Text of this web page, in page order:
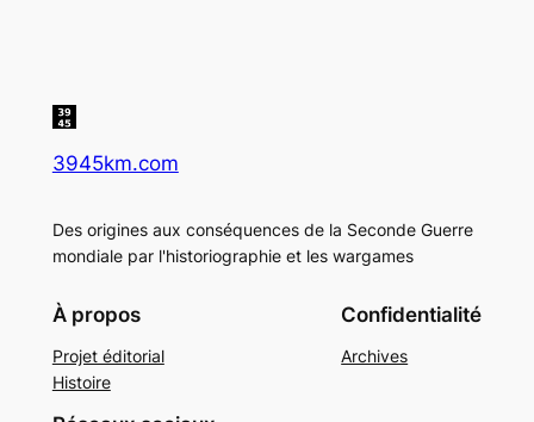
3945km.com
Des origines aux conséquences de la Seconde Guerre
mondiale par l'historiographie et les wargames
À propos
Projet éditorial
Histoire
Confidentialité
Archives